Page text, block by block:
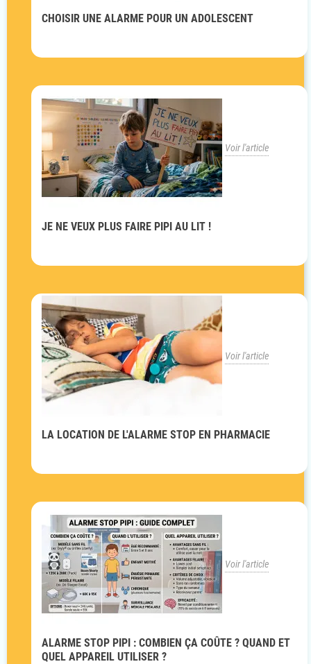
CHOISIR UNE ALARME POUR UN ADOLESCENT
JE NE VEUX PLUS FAIRE PIPI AU LIT !
Voir l'article
LA LOCATION DE L'ALARME STOP EN PHARMACIE
Voir l'article
ALARME STOP PIPI : COMBIEN ÇA COÛTE ? QUAND ET
QUEL APPAREIL UTILISER ?
Voir l'article